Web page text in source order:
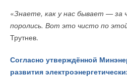
«Знаете, как у нас бывает — за
поролись. Вот это чисто по
Трутнев.
Согласно утверждённой
развития
→
Тепловые насосы в связке с
накопителем снижают
→
CDU производства LG прошёл
→
Сколтех улучшил
инженерных систем